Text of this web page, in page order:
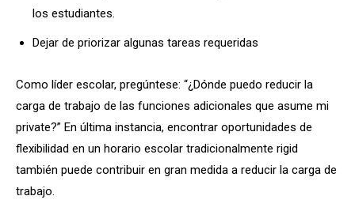
los estudiantes.
Dejar de priorizar algunas tareas requeridas
Como líder escolar, pregúntese: “¿Dónde puedo reducir la
carga de trabajo de las funciones adicionales que asume mi
private?” En última instancia, encontrar oportunidades de
flexibilidad en un horario escolar tradicionalmente rigid
también puede contribuir en gran medida a reducir la carga de
trabajo.